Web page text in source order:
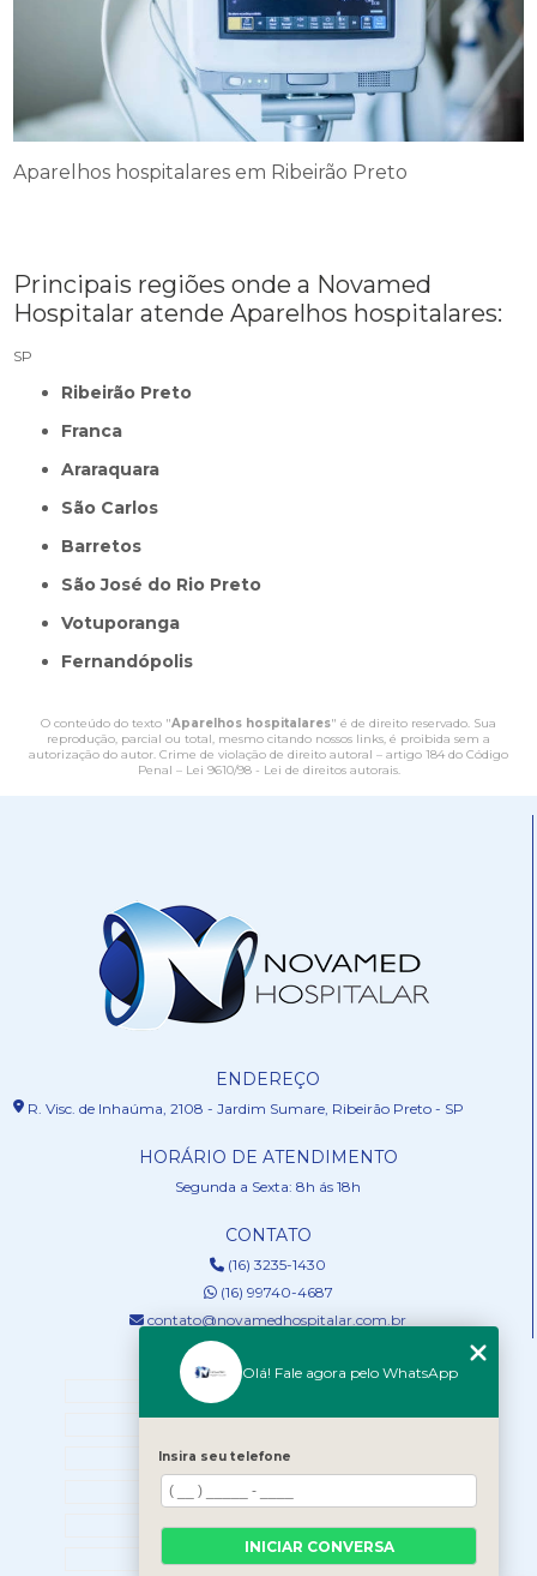
Aparelhos hospitalares em Ribeirão Preto
Principais regiões onde a Novamed
Hospitalar atende Aparelhos hospitalares:
SP
Ribeirão Preto
Franca
Araraquara
São Carlos
Barretos
São José do Rio Preto
Votuporanga
Fernandópolis
O conteúdo do texto "Aparelhos hospitalares" é de direito reservado. Sua
reprodução, parcial ou total, mesmo citando nossos links, é proibida sem a
autorização do autor. Crime de violação de direito autoral – artigo 184 do Código
Penal – Lei 9610/98 - Lei de direitos autorais.
ENDEREÇO
R. Visc. de Inhaúma, 2108 - Jardim Sumare, Ribeirão Preto - SP
HORÁRIO DE ATENDIMENTO
Segunda a Sexta: 8h ás 18h
CONTATO
(16) 3235-1430
(16) 99740-4687
contato@novamedhospitalar.com.br
MENU
SERVIÇOS
NOSSOS PRODUTOS
BLOG
CONTATO
Olá! Fale agora pelo WhatsApp
Insira seu telefone
INICIAR CONVERSA